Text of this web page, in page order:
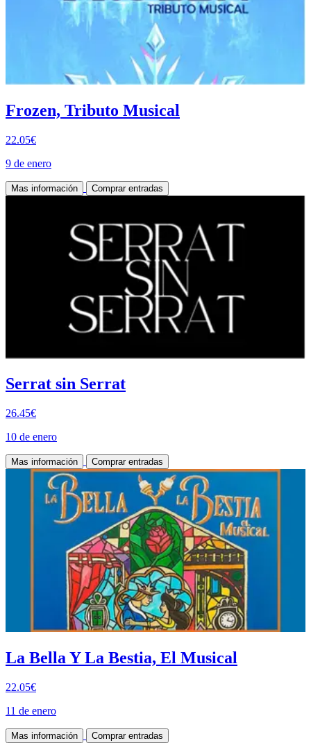
Frozen, Tributo Musical
22.05€
9 de enero
Mas información Comprar entradas
Serrat sin Serrat
26.45€
10 de enero
Mas información Comprar entradas
La Bella Y La Bestia, El Musical
22.05€
11 de enero
Mas información Comprar entradas